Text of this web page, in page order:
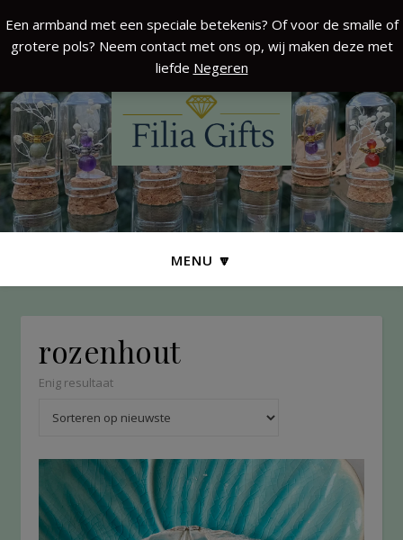
Een armband met een speciale betekenis? Of voor de smalle of
grotere pols? Neem contact met ons op, wij maken deze met
liefde Negeren
MENU 🔽
rozenhout
Enig resultaat